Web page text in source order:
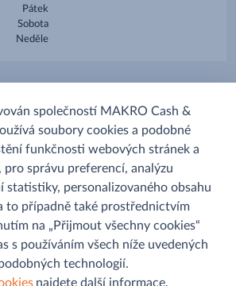
Pátek
Sobota
Neděle
Sběrna Sazky
Platba kartou
společností MAKRO Cash &
soubory cookies a podobné
funkčnosti webových stránek a
správu preferencí, analýzu
statistiky, personalizovaného obsahu
to případně také prostřednictvím
na „Přijmout všechny cookies“
s používáním všech níže uvedených
technologií.
najdete další informace.